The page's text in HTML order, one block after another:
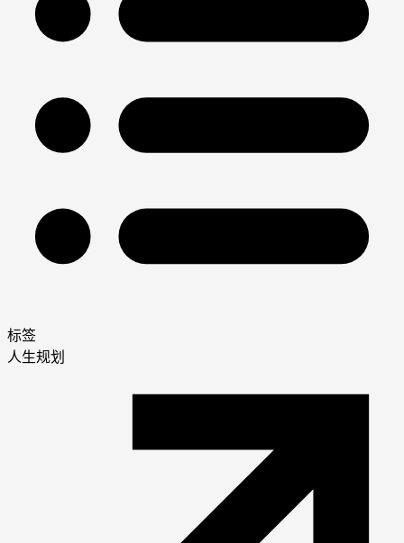
标签
人生规划